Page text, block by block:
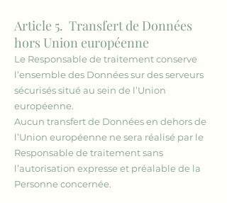
Article 5. Transfert de Données
hors Union européenne
Le Responsable de traitement conserve
l’ensemble des Données sur des serveurs
sécurisés situé au sein de l’Union
européenne.
Aucun transfert de Données en dehors de
l’Union européenne ne sera réalisé par le
Responsable de traitement sans
l’autorisation expresse et préalable de la
Personne concernée.